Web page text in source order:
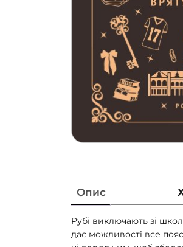
Опис
Рубі виключають зі
дає можливості все